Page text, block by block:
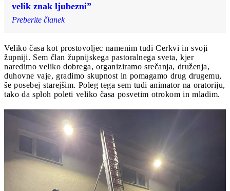
velik znak ljubezni”
Preberite članek
Veliko časa kot prostovoljec namenim tudi Cerkvi in svoji
župniji. Sem član župnijskega pastoralnega sveta, kjer
naredimo veliko dobrega, organiziramo srečanja, druženja,
duhovne vaje, gradimo skupnost in pomagamo drug drugemu,
še posebej starejšim. Poleg tega sem tudi animator na oratoriju,
tako da sploh poleti veliko časa posvetim otrokom in mladim.